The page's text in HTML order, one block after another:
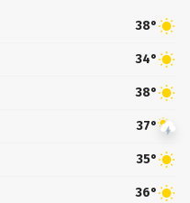
38°
34°
38°
37°
35°
36°